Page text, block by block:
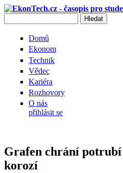
Přejít k hlavnímu obsahu
Domů
Ekonom
Technik
Vědec
Kariéra
Rozhovory
O nás
přihlásit se
Grafen chrání
korozí